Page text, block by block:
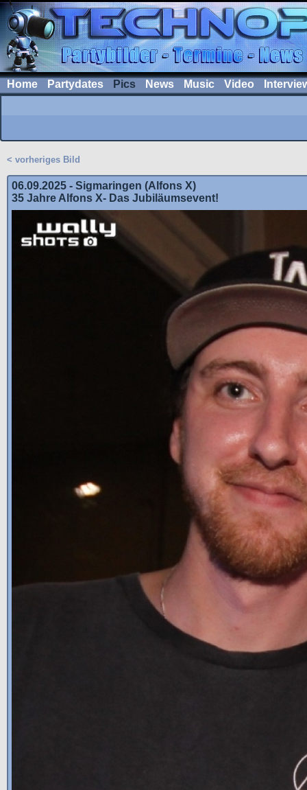
Home Partydates Pics News Music Video
< vorheriges Bild
06.09.2025 - Sigmaringen (Alfons X)
35 Jahre Alfons X- Das Jubiläumsevent!